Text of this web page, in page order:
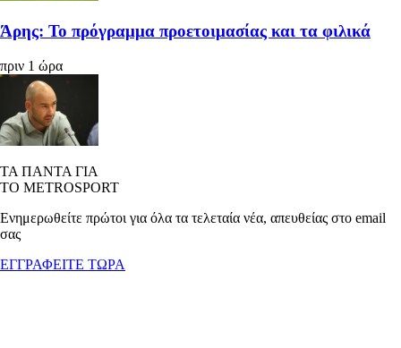
Άρης: Το πρόγραμμα προετοιμασίας και τα φιλικά
πριν 1 ώρα
ΤΑ ΠΑΝΤΑ ΓΙΑ
ΤΟ METROSPORT
Ενημερωθείτε πρώτοι για όλα τα τελεταία νέα, απευθείας στο email
σας
ΕΓΓΡΑΦΕΙΤΕ ΤΩΡΑ